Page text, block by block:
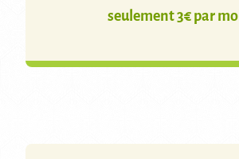
seulement 3€ par